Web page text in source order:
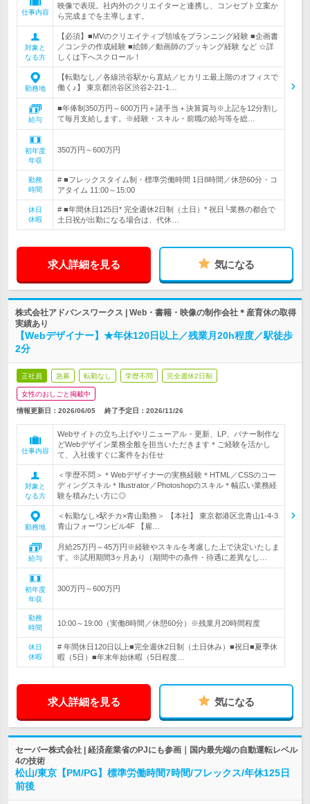
仕事内容
映像で表現。社内外のクリエイターと連携し、コンセプト立案か
ら完成までを主導します。
対象と
なる方
【必須】■MVのクリエイティブ領域をプランニング経験 ■企画書
／コンテの作成経験 ■絵師／動画師のブッキング経験 など ☆詳
しくは下へスクロール！
勤務地
【転勤なし／各線渋谷駅から直結／ヒカリエ最上階のオフィスで
働く♪】 東京都渋谷区渋谷2-21-1…
給与
■年俸制350万円～600万円＋諸手当＋決算賞与※上記を12分割し
て毎月支給します。※経験・スキル・前職の給与等を総…
初年度
年収
350万円～600万円
勤務
時間
# ■フレックスタイム制・標準労働時間 1日8時間／休憩60分・コ
アタイム 11:00～15:00
休日
休暇
# ■年間休日125日* 完全週休2日制（土日）* 祝日└業務の都合で
土日祝が出勤になる場合は、代休…
求人詳細を見る 気になる
株式会社アドバンスワークス | Web・書籍・映像の制作会社＊産育休の取得
実績あり
【Webデザイナー】★年休120日以上／残業月20h程度／駅徒歩
2分
正社員 急募 転勤なし 学歴不問 完全週休2日制
女性のおしごと掲載中
情報更新日：2026/06/05 終了予定日： 2026/11/26
仕事内容
Webサイトの立ち上げやリニューアル・更新、LP、バナー制作な
どWebデザイン業務全般を担当いただきます＊ご経験を活かし
て、入社後すぐに案件をお任せ
対象と
なる方
＜学歴不問＞＊Webデザイナーの実務経験＊HTML／CSSのコー
ディングスキル＊Illustrator／Photoshopのスキル＊幅広い業務経
験を積みたい方に◎
勤務地
＜転勤なし×駅チカ×青山勤務＞ 【本社】 東京都港区北青山1-4-3
青山フォーワンビル4F 【雇…
給与
月給25万円～45万円※経験やスキルを考慮した上で決定いたしま
す。※試用期間3ヶ月あり（期間中の条件・待遇に差異なし…
初年度
年収
300万円～600万円
勤務
時間
10:00～19:00（実働8時間／休憩60分）※残業月20時間程度
休日
休暇
# 年間休日120日以上■完全週休2日制（土日休み）■祝日■夏季休
暇（5日）■年末年始休暇（5日程度…
求人詳細を見る 気になる
セーバー株式会社 | 経済産業省のPJにも参画｜国内最先端の自動運転レベル
4の技術
松山/東京【PM/PG】標準労働時間7時間/フレックス/年休125日
前後